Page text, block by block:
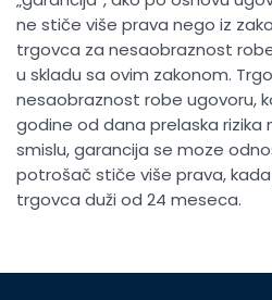
ne stiče više prava nego iz
trgovca za nesaobraznost
u skladu sa ovim zakonom.
nesaobraznost robe ugovoru,
godine od dana prelaska
smislu, garancija se moze
potrošač stiče više prava,
trgovca duži od 24 meseca.